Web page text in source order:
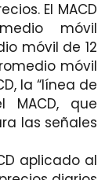
El MACD
móvil
móvil de 12
móvil
la “línea de
MACD, que
las señales
aplicado al